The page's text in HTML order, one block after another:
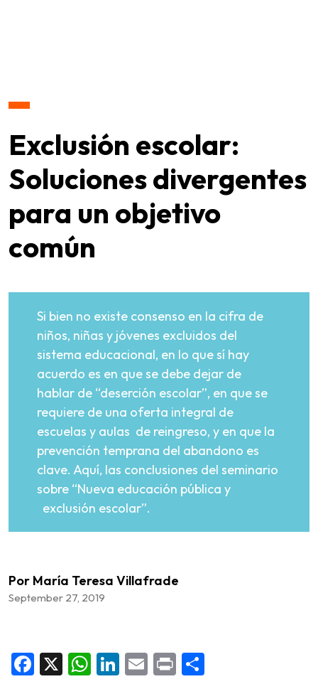
Exclusión escolar:
Soluciones divergentes
para un objetivo
común
Si bien no existe consenso en la cifra de
niños, niñas y jóvenes excluidos del
sistema educacional, en lo que sí hay
acuerdo es en que se debe dejar de
hablar de “deserción escolar”, en que se
requiere de una oferta integral de
escuelas y aulas de reingreso, y en que la
prevención temprana del abandono es
clave. Aquí, las conclusiones del seminario
sobre “Nueva educación pública y
exclusión escolar”.
Por María Teresa Villafrade
September 27, 2019
Facebook
X WhatsApp
LinkedIn
Email
Print